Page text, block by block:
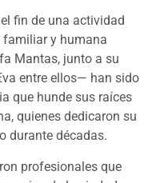
fin de una actividad
familiar y humana
Mantas, junto a su
entre ellos— han sido
que hunde sus raíces
quienes dedicaron su
durante décadas.
profesionales que